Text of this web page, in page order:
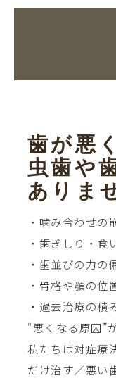
歯が悪
虫歯や
ありま
・噛み合わせの
・歯ぎしり・食
・歯並びの力の
・骨格や顎の位
・過去治療の積
“悪くなる原因”
私たちは対症療
だけ治す／悪い